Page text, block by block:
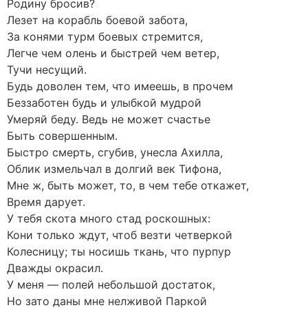
Родину бросив?
Лезет на корабль боевой забота,
За конями турм боевых стремится,
Легче чем олень и быстрей чем ветер,
Тучи несущий.
Будь доволен тем, что имеешь, в прочем
Беззаботен будь и улыбкой мудрой
Умеряй беду. Ведь не может счастье
Быть совершенным.
Быстро смерть, сгубив, унесла Ахилла,
Облик измельчал в долгий век Тифона,
Мне ж, быть может, то, в чем тебе откажет,
Время дарует.
У тебя скота много стад роскошных:
Кони только ждут, чтоб везти четверкой
Колесницу; ты носишь ткань, что пурпур
Дважды окрасил.
У меня — полей небольшой достаток,
Но зато даны мне нелживой Паркой